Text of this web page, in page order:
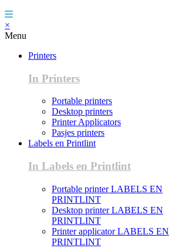
×
Menu
Printers
In Printers
Portable printers
Desktop printers
Printer Applicators
Pasjes printers
Labels en Printlint
In Labels en Printlint
Portable printer LABELS EN
PRINTLINT
Desktop printer LABELS EN
PRINTLINT
Printer applicator LABELS EN
PRINTLINT